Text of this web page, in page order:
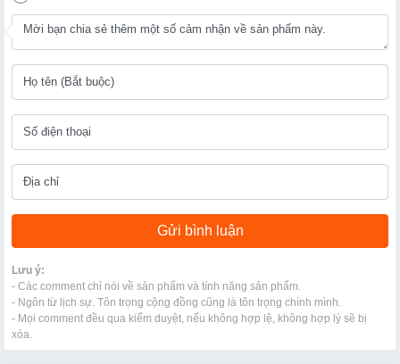
Lưu ý:
- Các comment chỉ nói về sản phẩm và tính năng sản phẩm.
- Ngôn từ lịch sự. Tôn trọng cộng đồng cũng là tôn trọng chính mình.
- Mọi comment đều qua kiểm duyệt, nếu không hợp lệ, không hợp lý sẽ bị
xóa.